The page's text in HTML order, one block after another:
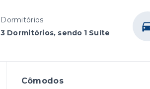
Dormitórios
3 Dormitórios, sendo 1 Suíte
Cômodos